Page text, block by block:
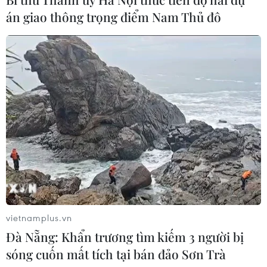
Đà Nẵng tổ chức Lễ hội Sâm Ngọc
Linh 2026: Cam kết 100% sâm thật
17/07/2026 06:09
Tìm ra cơ chế gây bệnh ung thư
xương hiếm gặp
17/07/2026 01:05
Xem thêm
án giao thông trọng điểm Nam Thủ đô
vietnamplus.vn
Đà Nẵng: Khẩn trương tìm kiếm 3 người bị
sóng cuốn mất tích tại bán đảo Sơn Trà